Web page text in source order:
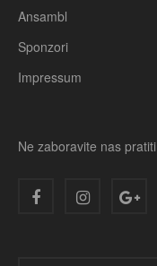
Ansambl
Sponzori
Impressum
Ne zaboravite nas